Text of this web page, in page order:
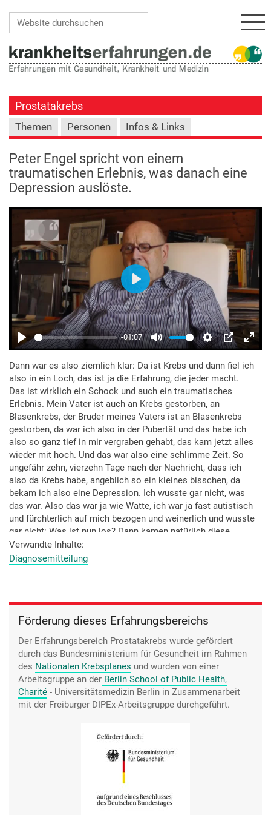
Prostatakrebs
Themen Personen Infos & Links
Peter Engel spricht von einem
traumatischen Erlebnis, was danach eine
Depression auslöste.
Dann war es also ziemlich klar: Da ist Krebs und dann fiel ich
also in ein Loch, das ist ja die Erfahrung, die jeder macht.
Das ist wirklich ein Schock und auch ein traumatisches
Erlebnis. Mein Vater ist auch an Krebs gestorben, an
Blasenkrebs, der Bruder meines Vaters ist an Blasenkrebs
gestorben, da war ich also in der Pubertät und das habe ich
also so ganz tief in mir vergraben gehabt, das kam jetzt alles
wieder mit hoch. Und das war also eine schlimme Zeit. So
ungefähr zehn, vierzehn Tage nach der Nachricht, dass ich
also da Krebs habe, angeblich so ein kleines bisschen, da
bekam ich also eine Depression. Ich wusste gar nicht, was
das war. Also das war ja wie Watte, ich war ja fast autistisch
und fürchterlich auf mich bezogen und weinerlich und wusste
gar nicht: Was ist nun los? Dann kamen natürlich diese
Grübeleien: Hat das mit Deiner Lebensgeschichte zu tun?
Hast Du etwas falsch gemacht? Spielt da irgendetwas eine
Verwandte Inhalte
Diagnosemitteilung
Förderung dieses Erfahrungsbereichs
Der Erfahrungsbereich Prostatakrebs wurde gefördert
durch das Bundesministerium für Gesundheit im Rahmen
des Nationalen Krebsplanes und wurden von einer
Arbeitsgruppe an der Berlin School of Public Health,
Charité - Universitätsmedizin Berlin in Zusammenarbeit
mit der Freiburger DIPEx-Arbeitsgruppe durchgeführt.